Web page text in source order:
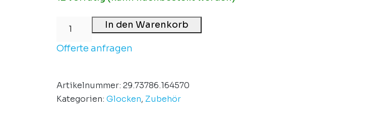
In den Warenkorb
Offerte anfragen
Artikelnummer: 29.73786.164570
Kategorien: Glocken, Zubehör